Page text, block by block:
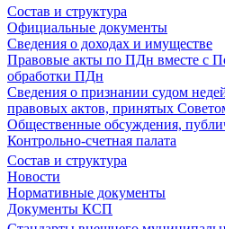
Состав и структура
Официальные документы
Сведения о доходах и имуществе
Правовые акты по ПДн вместе с
обработки ПДн
Сведения о признании судом
правовых актов, принятых
Общественные обсуждения,
Контрольно-счетная палата
Состав и структура
Новости
Нормативные документы
Документы КСП